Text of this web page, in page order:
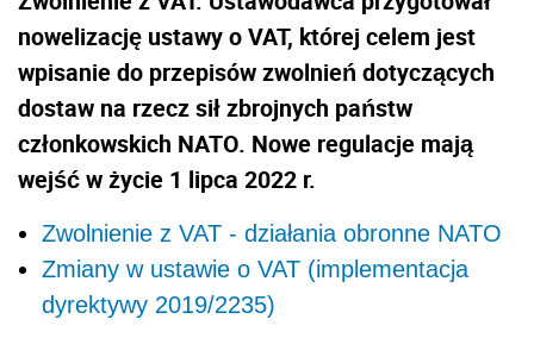
nowelizację ustawy o VAT, której celem jest
wpisanie do przepisów zwolnień dotyczących
dostaw na rzecz sił zbrojnych państw
członkowskich NATO. Nowe regulacje mają
wejść w życie 1 lipca 2022 r.
Zwolnienie z VAT - działania obronne NATO
Zmiany w ustawie o VAT (implementacja
dyrektywy 2019/2235)